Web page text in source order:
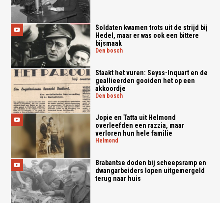
Soldaten kwamen trots uit de strijd bij
Hedel, maar er was ook een bittere
bijsmaak
den bosch
Staakt het vuren: Seyss-Inquart en de
geallieerden gooiden het op een
akkoordje
den bosch
Jopie en Tatta uit Helmond
overleefden een razzia, maar
verloren hun hele familie
helmond
Brabantse doden bij scheepsramp en
dwangarbeiders lopen uitgemergeld
terug naar huis